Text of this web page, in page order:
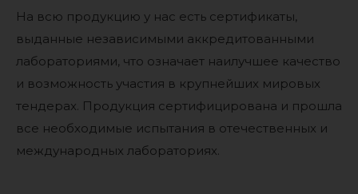
На всю продукцию у нас есть сертификаты,
выданные независимыми аккредитованными
лабораториями, что означает наилучшее качество
и возможность участия в крупнейших мировых
тендерах. Продукция сертифицирована и прошла
все необходимые испытания в отечественных и
международных лабораториях.